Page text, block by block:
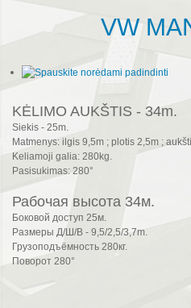
VW
KĖLIMO AUKŠTIS - 34m.
Siekis - 25m.
Matmenys: ilgis 9,5m ; plotis 2,5m ;
Keliamoji galia: 280kg.
Pasisukimas: 280°
Рабочая высота 34м.
Боковой доступ 25м.
Размеры Д/Ш/В - 9,5/2,5/3,7m.
Грузоподъёмность 280кг.
Поворот 280°